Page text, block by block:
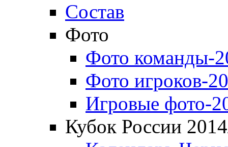
Состав
Фото
Фото команды-
Фото игроков-
Игровые фото-
Кубок России